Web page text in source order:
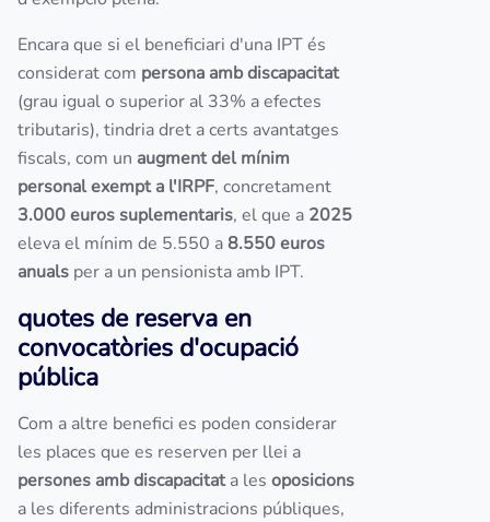
Encara que si el beneficiari d'una IPT és
considerat com persona amb discapacitat
(grau igual o superior al 33% a efectes
tributaris), tindria dret a certs avantatges
fiscals, com un augment del mínim
personal exempt a l'IRPF, concretament
3.000 euros suplementaris, el que a 2025
eleva el mínim de 5.550 a8.550 euros
anuals per a un pensionista amb IPT.
quotes de reserva en
convocatòries d'ocupació
pública
Com a altre benefici es poden considerar
les places que es reserven per llei a
persones amb discapacitata les oposicions
a les diferents administracions públiques,